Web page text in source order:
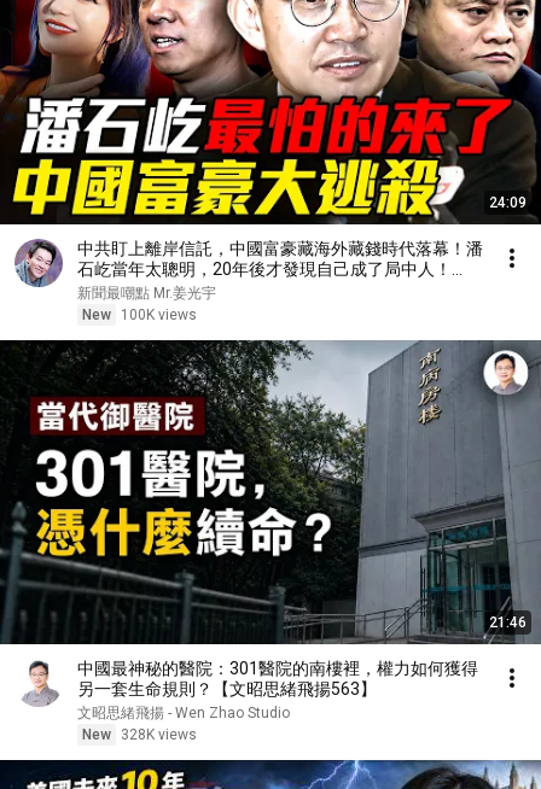
24:09
中共盯上離岸信託，中國富豪藏海外藏錢時代落幕！潘
石屹當年太聰明，20年後才發現自己成了局中人！
『新聞最嘲點 姜光宇』2026.0808
新聞最嘲點 Mr.姜光宇
New
100K views
21:46
中國最神秘的醫院：301醫院的南樓裡，權力如何獲得
另一套生命規則？【文昭思緒飛揚563】
文昭思緒飛揚 - Wen Zhao Studio
New
328K views